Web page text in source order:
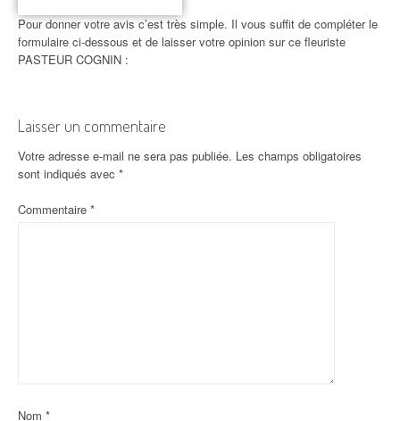
Pour donner votre avis c’est très simple. Il vous suffit de compléter le
formulaire ci-dessous et de laisser votre opinion sur ce fleuriste
PASTEUR COGNIN :
Laisser un commentaire
Votre adresse e-mail ne sera pas publiée. Les champs obligatoires
sont indiqués avec *
Commentaire *
Nom *